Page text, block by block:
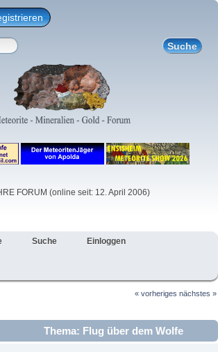
FORUM (online seit: 12. April 2006)
Suche Einloggen
« vorheriges nächstes »
Thema: Flug über dem Wolfe